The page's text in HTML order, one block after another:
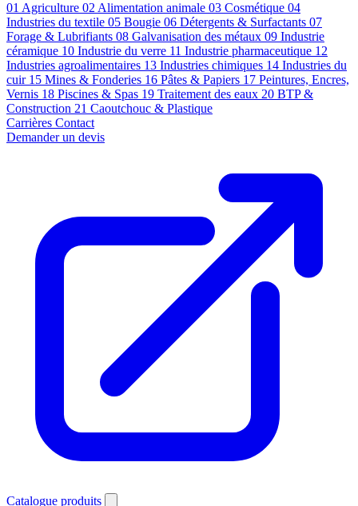
01 Agriculture 02 Alimentation animale 03 Cosmétique 04
Industries du textile 05 Bougie 06 Détergents & Surfactants 07
Forage & Lubrifiants 08 Galvanisation des métaux 09 Industrie
céramique 10 Industrie du verre 11 Industrie pharmaceutique 12
Industries agroalimentaires 13 Industries chimiques 14 Industries du
cuir 15 Mines & Fonderies 16 Pâtes & Papiers 17 Peintures, Encres,
Vernis 18 Piscines & Spas 19 Traitement des eaux 20 BTP &
Construction 21 Caoutchouc & Plastique
Carrières Contact
Demander un devis
Catalogue produits